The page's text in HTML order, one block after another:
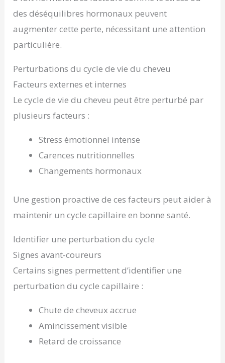
des déséquilibres hormonaux peuvent
augmenter cette perte, nécessitant une attention
particulière.
Perturbations du cycle de vie du cheveu
Facteurs externes et internes
Le cycle de vie du cheveu peut être perturbé par
plusieurs facteurs :
Stress émotionnel intense
Carences nutritionnelles
Changements hormonaux
Une gestion proactive de ces facteurs peut aider à
maintenir un cycle capillaire en bonne santé.
Identifier une perturbation du cycle
Signes avant-coureurs
Certains signes permettent d’identifier une
perturbation du cycle capillaire :
Chute de cheveux accrue
Amincissement visible
Retard de croissance